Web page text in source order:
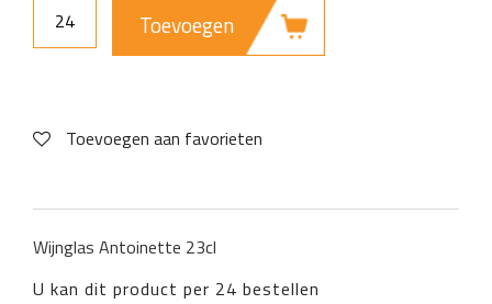
Toevoegen
Toevoegen aan favorieten
Wijnglas Antoinette 23cl
U kan dit product per 24 bestellen